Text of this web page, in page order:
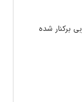
برکنار شده